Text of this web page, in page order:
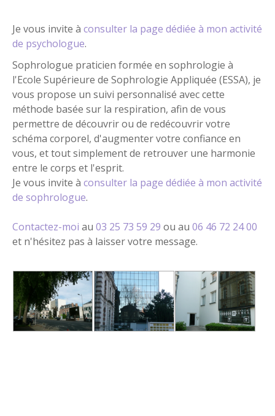
Je vous invite à consulter la page dédiée à mon activité
de psychologue.
Sophrologue praticien formée en sophrologie à
l'Ecole Supérieure de Sophrologie Appliquée (ESSA), je
vous propose un suivi personnalisé avec cette
méthode basée sur la respiration, afin de vous
permettre de découvrir ou de redécouvrir votre
schéma corporel, d'augmenter votre confiance en
vous, et tout simplement de retrouver une harmonie
entre le corps et l'esprit.
Je vous invite à consulter la page dédiée à mon activité
de sophrologue.
Contactez-moi au 03 25 73 59 29 ou au 06 46 72 24 00
et n'hésitez pas à laisser votre message.